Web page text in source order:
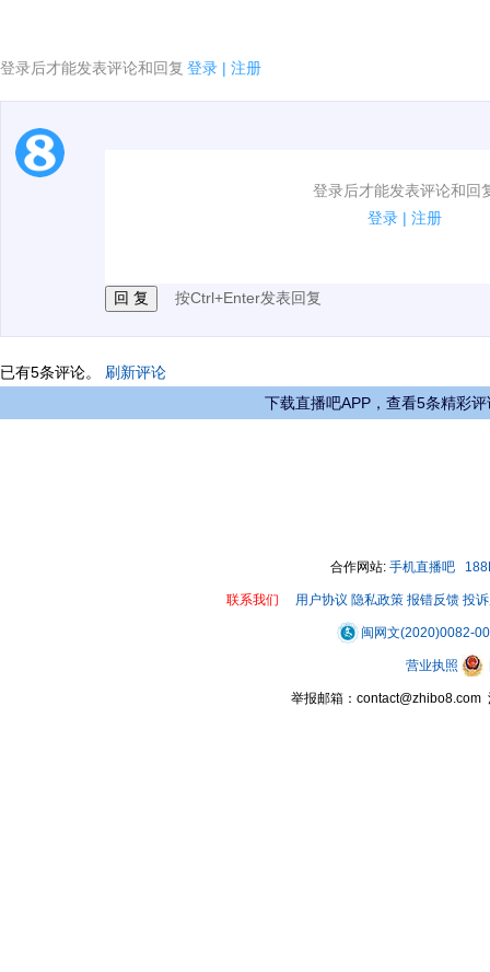
登录后才能发表评论和回复 登录 | 注册
登录后才能发表评论和回
登录 | 注册
1.电脑端新用户可以发表评论了！
按Ctrl+Enter发表回复
已有5条评论。 刷新评论
下载直播吧APP，查看5条精彩评
合作网站: 手机直播吧
联系我们 用户协议 隐私政策 报错反馈 投
闽网文(2020)0082-
营业执照
举报邮箱：